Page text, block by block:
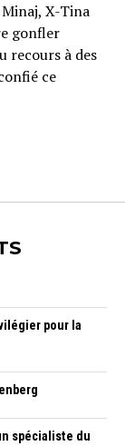
X-Tina
gonfler
recours à des
ce
pour la
spécialiste du